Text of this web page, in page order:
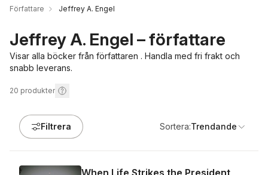
Författare Jeffrey A. Engel
Jeffrey A. Engel – författare
Visar alla böcker från författaren . Handla med fri frakt och
snabb leverans.
20 produkter
Filtrera Sortera:Trendande
When Life Strikes the President